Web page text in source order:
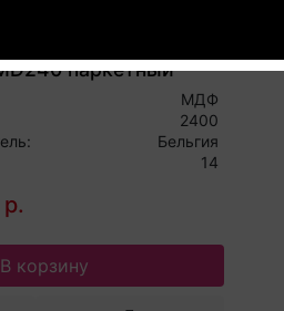
паркетный
МДФ
2400
Бельгия
14
В корзину